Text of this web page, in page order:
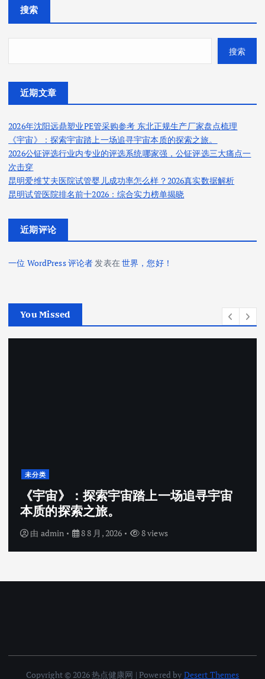
搜索
搜索
近期文章
2026年沈阳远鼎塑业PE管采购参考 东北正规生产厂家盘点梳理
《宇宙》：探索宇宙踏上一场追寻宇宙本质的探索之旅。
2026公钲评选行业内专业的评选系统哪家强，公钲评选三大痛点一
次击穿
昆明爱维艾夫医院试管婴儿成功率怎么样？2026真实数据解析
昆明试管医院排名前十2026：综合实力榜单揭晓
近期评论
一位 WordPress 评论者发表在世界，您好！
You Missed
未分类
《宇宙》：探索宇宙踏上一场追寻宇宙
本质的探索之旅。
由 admin 8 8 月, 2026 8 views
Copyright © 2026 热点健康网 | Powered by Desert Themes